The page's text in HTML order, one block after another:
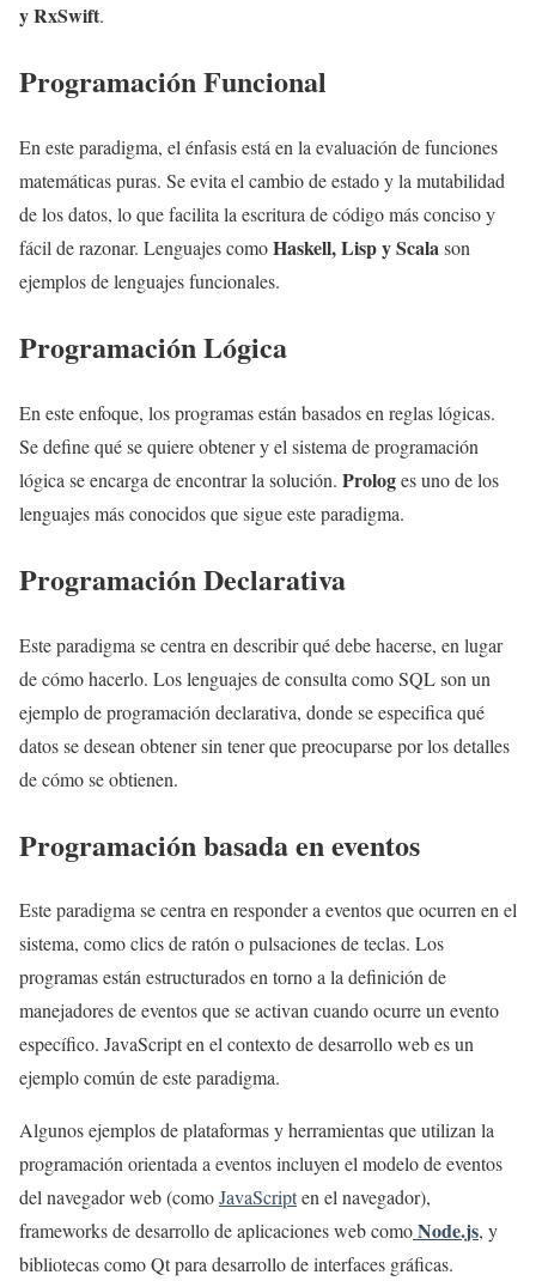
y RxSwift.
Programación Funcional
En este paradigma, el énfasis está en la evaluación de funciones
matemáticas puras. Se evita el cambio de estado y la mutabilidad
de los datos, lo que facilita la escritura de código más conciso y
fácil de razonar. Lenguajes comoHaskell, Lisp y Scalason
ejemplos de lenguajes funcionales.
Programación Lógica
En este enfoque, los programas están basados en reglas lógicas.
Se define qué se quiere obtener y el sistema de programación
lógica se encarga de encontrar la solución. Prologes uno de los
lenguajes más conocidos que sigue este paradigma.
Programación Declarativa
Este paradigma se centra en describir qué debe hacerse, en lugar
de cómo hacerlo. Los lenguajes de consulta como SQL son un
ejemplo de programación declarativa, donde se especifica qué
datos se desean obtener sin tener que preocuparse por los detalles
de cómo se obtienen.
Programación basada en eventos
Este paradigma se centra en responder a eventos que ocurren en el
sistema, como clics de ratón o pulsaciones de teclas. Los
programas están estructurados en torno a la definición de
manejadores de eventos que se activan cuando ocurre un evento
específico. JavaScript en el contexto de desarrollo web es un
ejemplo común de este paradigma.
Algunos ejemplos de plataformas y herramientas que utilizan la
programación orientada a eventos incluyen el modelo de eventos
del navegador web (comoJavaScripten el navegador),
frameworks de desarrollo de aplicaciones web comoNode.js, y
bibliotecas como Qt para desarrollo de interfaces gráficas.